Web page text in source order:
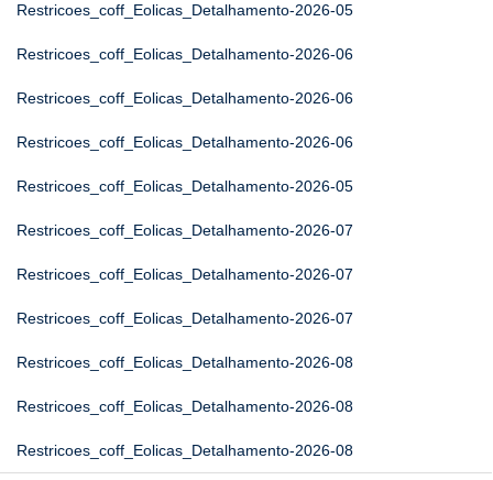
Restricoes_coff_Eolicas_Detalhamento-2026-05
Restricoes_coff_Eolicas_Detalhamento-2026-06
Restricoes_coff_Eolicas_Detalhamento-2026-06
Restricoes_coff_Eolicas_Detalhamento-2026-06
Restricoes_coff_Eolicas_Detalhamento-2026-05
Restricoes_coff_Eolicas_Detalhamento-2026-07
Restricoes_coff_Eolicas_Detalhamento-2026-07
Restricoes_coff_Eolicas_Detalhamento-2026-07
Restricoes_coff_Eolicas_Detalhamento-2026-08
Restricoes_coff_Eolicas_Detalhamento-2026-08
Restricoes_coff_Eolicas_Detalhamento-2026-08